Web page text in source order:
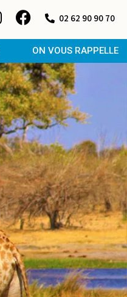
02 62 90 90 70
ON VOUS RAPPELLE